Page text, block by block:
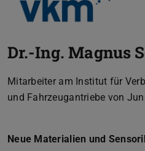
Dr.-Ing. Magnus
Mitarbeiter am Institut für
und Fahrzeugantriebe von
Neue Materialien und